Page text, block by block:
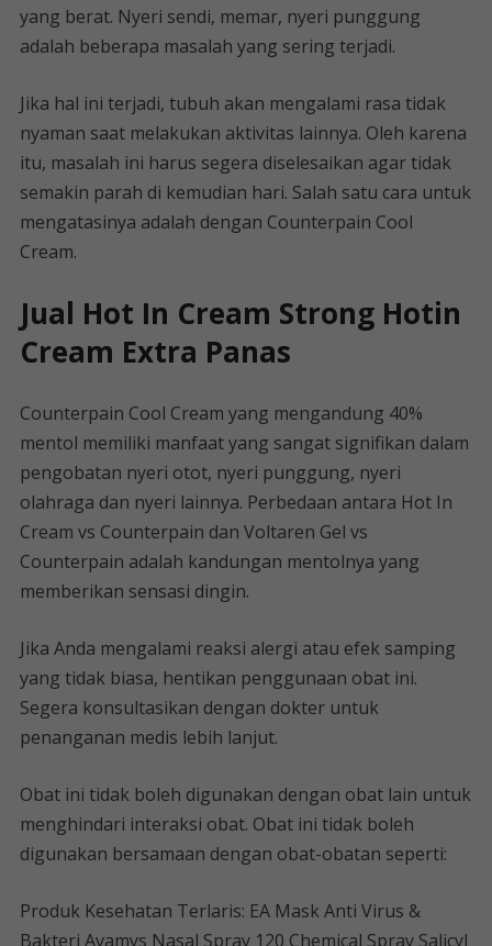
yang berat. Nyeri sendi, memar, nyeri punggung
adalah beberapa masalah yang sering terjadi.
Jika hal ini terjadi, tubuh akan mengalami rasa tidak
nyaman saat melakukan aktivitas lainnya. Oleh karena
itu, masalah ini harus segera diselesaikan agar tidak
semakin parah di kemudian hari. Salah satu cara untuk
mengatasinya adalah dengan Counterpain Cool
Cream.
Jual Hot In Cream Strong Hotin
Cream Extra Panas
Counterpain Cool Cream yang mengandung 40%
mentol memiliki manfaat yang sangat signifikan dalam
pengobatan nyeri otot, nyeri punggung, nyeri
olahraga dan nyeri lainnya. Perbedaan antara Hot In
Cream vs Counterpain dan Voltaren Gel vs
Counterpain adalah kandungan mentolnya yang
memberikan sensasi dingin.
Jika Anda mengalami reaksi alergi atau efek samping
yang tidak biasa, hentikan penggunaan obat ini.
Segera konsultasikan dengan dokter untuk
penanganan medis lebih lanjut.
Obat ini tidak boleh digunakan dengan obat lain untuk
menghindari interaksi obat. Obat ini tidak boleh
digunakan bersamaan dengan obat-obatan seperti:
Produk Kesehatan Terlaris: EA Mask Anti Virus &
Bakteri Avamys Nasal Spray 120 Chemical Spray Salicyl